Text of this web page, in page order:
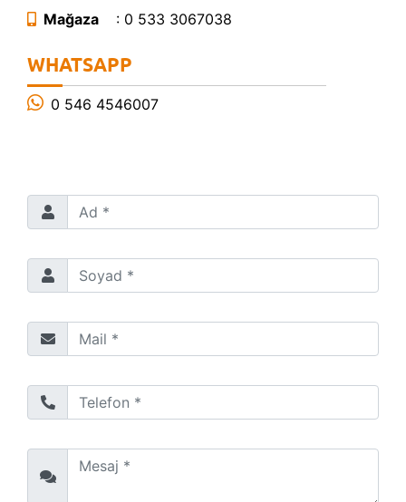
Mağaza
: 0 533 3067038
WHATSAPP
0 546 4546007
Ad
Soyad *
Mail *
Telefon *